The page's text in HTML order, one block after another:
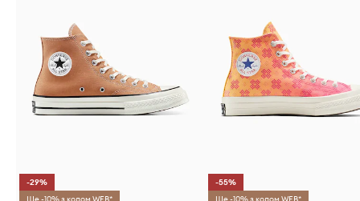
-29%
Ще -10% з кодом WEB*
-55%
Ще -10% з кодом WEB*